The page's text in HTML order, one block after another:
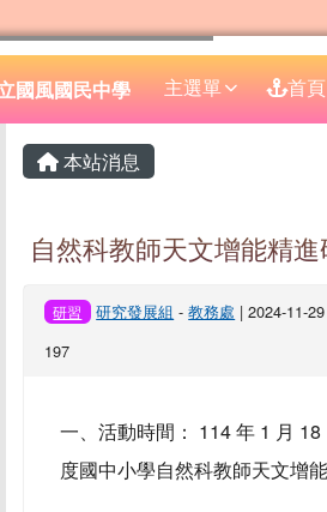
學
國風國民中學 主選單 首頁
主內容區域
本站消息
自然科教師天文增能精
研習 研究發展組 -教務處 | 2024-11-
197
一、活動時間： 114 年 1 月
度國中小學自然科教師天文增